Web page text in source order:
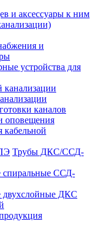
и аксессуары к ним
и
устройства для
каналов
оповещения
кабельной
Трубы ДКС/ССД-
спиральные ССД-
двухслойные ДКС